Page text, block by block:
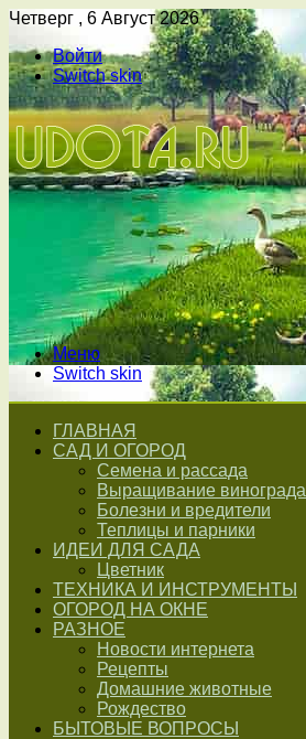
Четверг , 6 Август 2026
Войти
Switch skin
Меню
Switch skin
ГЛАВНАЯ
САД И ОГОРОД
Семена и рассада
Выращивание винограда
Болезни и вредители
Теплицы и парники
ИДЕИ ДЛЯ САДА
Цветник
ТЕХНИКА И ИНСТРУМЕНТЫ
ОГОРОД НА ОКНЕ
РАЗНОЕ
Новости интернета
Рецепты
Домашние животные
Рождество
БЫТОВЫЕ ВОПРОСЫ